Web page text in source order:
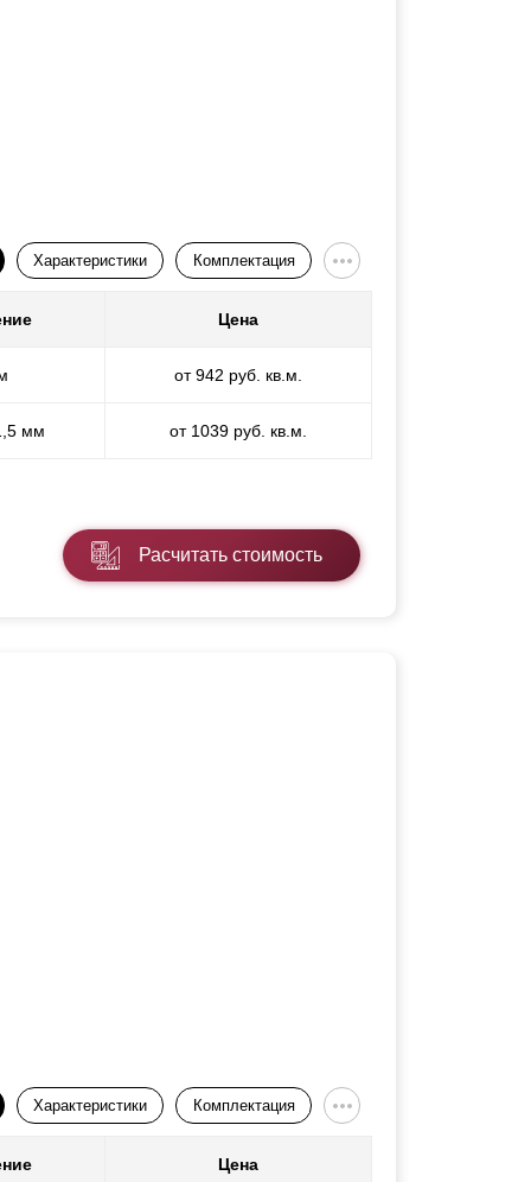
Характеристики Комплектация
Цена
от 942 руб. кв.м.
мм от 1039 руб. кв.м.
Расчитать стоимость
Характеристики Комплектация
Цена